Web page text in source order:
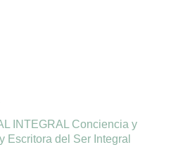
INTEGRAL Conciencia y
Escritora del Ser Integral